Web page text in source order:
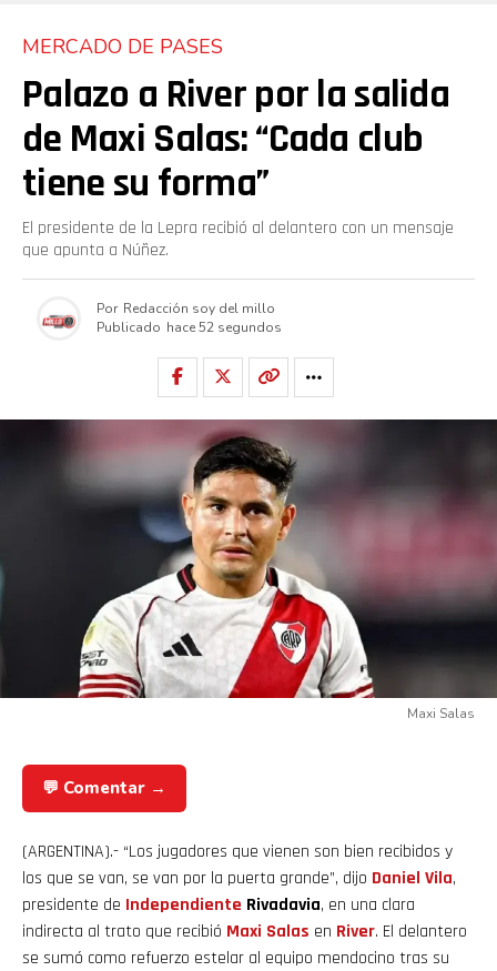
MERCADO DE PASES
Palazo a River por la salida
de Maxi Salas: “Cada club
tiene su forma”
El presidente de la Lepra recibió al delantero con un mensaje
que apunta a Núñez.
Por Redacción soy del millo
Publicado hace 52 segundos
Maxi Salas
💬 Comentar →
(ARGENTINA).- “Los jugadores que vienen son bien recibidos y
los que se van, se van por la puerta grande”, dijo Daniel Vila,
presidente de Independiente Rivadavia, en una clara
indirecta al trato que recibió Maxi Salas en River. El delantero
se sumó como refuerzo estelar al equipo mendocino tras su